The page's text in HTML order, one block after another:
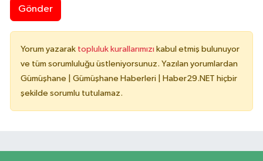
Gönder
Yorum yazarak topluluk kurallarımızı kabul etmiş bulunuyor
ve tüm sorumluluğu üstleniyorsunuz. Yazılan yorumlardan
Gümüşhane | Gümüşhane Haberleri | Haber29.NET hiçbir
şekilde sorumlu tutulamaz.